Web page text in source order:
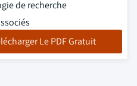
de recherche
Le PDF Gratuit